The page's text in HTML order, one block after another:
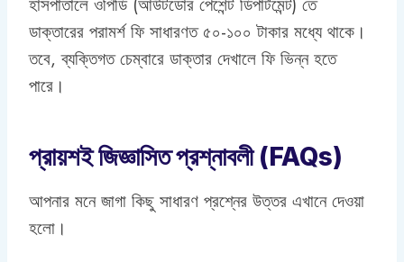
ডাক্তারের পরামর্শ ফি সাধারণত ৫০-১০০ টাকার মধ্যে থাকে।
তবে, ব্যক্তিগত চেম্বারে ডাক্তার দেখালে ফি ভিন্ন হতে
পারে।
প্রায়শই জিজ্ঞাসিত প্রশ্নাবলী (FAQs)
আপনার মনে জাগা কিছু সাধারণ প্রশ্নের উত্তর এখানে দেওয়া
হলো।